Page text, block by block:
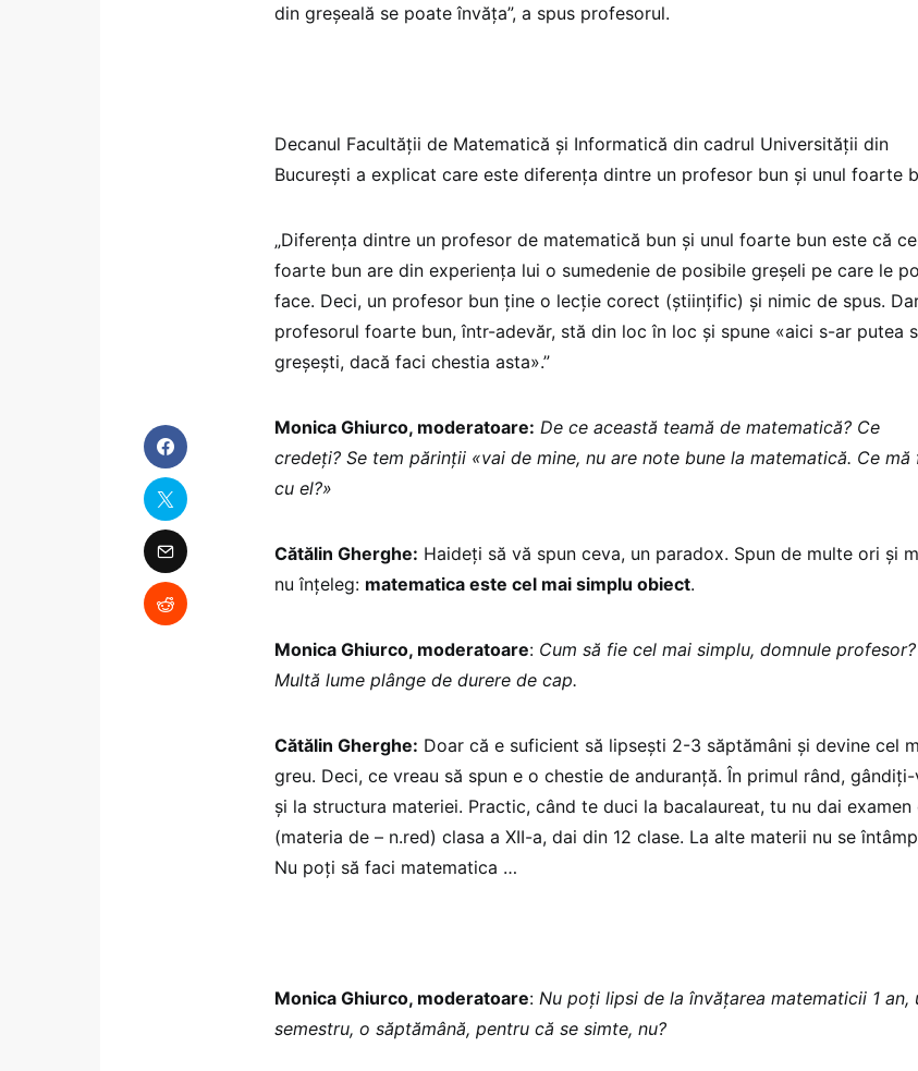
din greșeală se poate învăța”, a spus profesorul.
Decanul Facultății de Matematică și Informatică din cadrul Universității din
București a explicat care este diferența dintre un profesor bun și unul foarte
„Diferența dintre un profesor de matematică bun și unul foarte bun este că
foarte bun are din experiența lui o sumedenie de posibile greșeli pe care le
face. Deci, un profesor bun ține o lecție corect (științific) și nimic de spus.
profesorul foarte bun, într-adevăr, stă din loc în loc și spune «aici s-ar putea
greșești, dacă faci chestia asta».”
Monica Ghiurco, moderatoare: De ce această teamă de matematică? Ce
credeți? Se tem părinții «vai de mine, nu are note bune la matematică. Ce mă
cu el?»
Cătălin Gherghe: Haideți să vă spun ceva, un paradox. Spun de multe ori și
nu înțeleg: matematica este cel mai simplu obiect.
Monica Ghiurco, moderatoare: Cum să fie cel mai simplu, domnule profesor?
Multă lume plânge de durere de cap.
Cătălin Gherghe: Doar că e suficient să lipsești 2-3 săptămâni și devine cel
greu. Deci, ce vreau să spun e o chestie de anduranță. În primul rând, gândiți-
și la structura materiei. Practic, când te duci la bacalaureat, tu nu dai examen
(materia de – n.red) clasa a XII-a, dai din 12 clase. La alte materii nu se
Nu poți să faci matematica …
Monica Ghiurco, moderatoare: Nu poți lipsi de la învățarea matematicii 1 an,
semestru, o săptămână, pentru că se simte, nu?